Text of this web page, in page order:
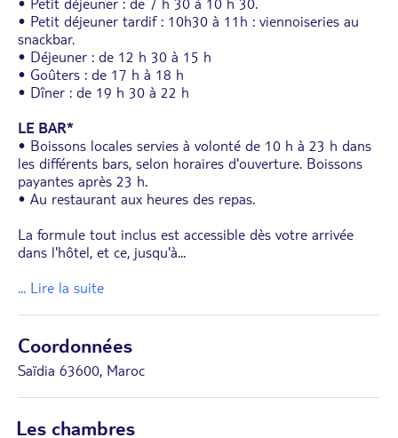
• Petit déjeuner tardif : 10h30 à 11h : viennoiseries au
snackbar.
• Déjeuner : de 12 h 30 à 15 h
• Goûters : de 17 h à 18 h
• Dîner : de 19 h 30 à 22 h
LE BAR*
• Boissons locales servies à volonté de 10 h à 23 h dans
les différents bars, selon horaires d'ouverture. Boissons
payantes après 23 h.
• Au restaurant aux heures des repas.
La formule tout inclus est accessible dès votre arrivée
dans l'hôtel, et ce, jusqu'à...
... Lire la suite
Coordonnées
Saïdia 63600, Maroc
Les chambres